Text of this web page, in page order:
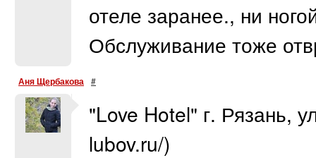
отеле заранее., ни
Обслуживание тоже
Аня Щербакова #
"Love Hotel" г. Рязань,
lubov.ru/)